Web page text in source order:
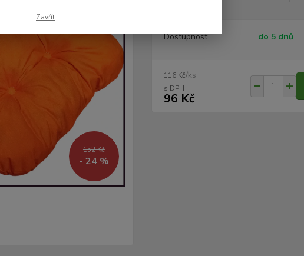
152 Kč
- 24 %
Dostupnost do 5 dnů
116 Kč/ks
96 Kč
Zavřít